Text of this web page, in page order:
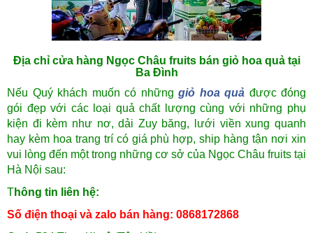
Địa chỉ cửa hàng Ngọc Châu fruits bán giỏ hoa quả tại
Ba Đình
Nếu Quý khách muốn có những giỏ hoa quả được đóng
gói đẹp với các loại quả chất lượng cùng với những phụ
kiện đi kèm như nơ, dải Zuy băng, lưới viền xung quanh
hay kèm hoa trang trí có giá phù hợp, ship hàng tận nơi xin
vui lòng đến một trong những cơ sở của Ngọc Châu fruits tại
Hà Nội sau:
Thông tin liên hệ:
Số điện thoại và zalo bán hàng: 0868172868